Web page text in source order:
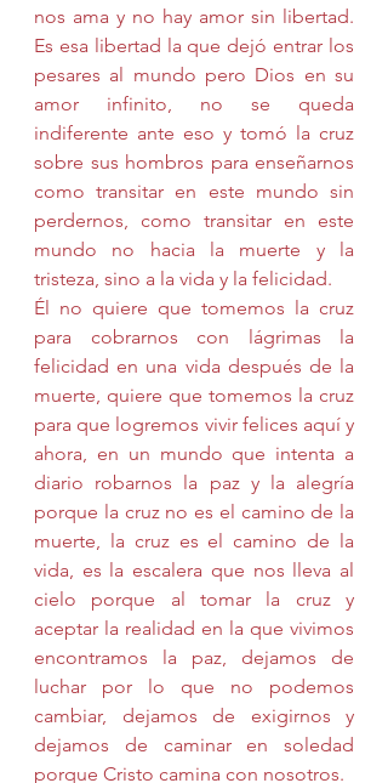
nos ama y no hay amor sin libertad.
Es esa libertad la que dejó entrar los
pesares al mundo pero Dios en su
amor infinito, no se queda
indiferente ante eso y tomó la cruz
sobre sus hombros para enseñarnos
como transitar en este mundo sin
perdernos, como transitar en este
mundo no hacia la muerte y la
tristeza, sino a la vida y la felicidad.
Él no quiere que tomemos la cruz
para cobrarnos con lágrimas la
felicidad en una vida después de la
muerte, quiere que tomemos la cruz
para que logremos vivir felices aquí y
ahora, en un mundo que intenta a
diario robarnos la paz y la alegría
porque la cruz no es el camino de la
muerte, la cruz es el camino de la
vida, es la escalera que nos lleva al
cielo porque al tomar la cruz y
aceptar la realidad en la que vivimos
encontramos la paz, dejamos de
luchar por lo que no podemos
cambiar, dejamos de exigirnos y
dejamos de caminar en soledad
porque Cristo camina con nosotros.